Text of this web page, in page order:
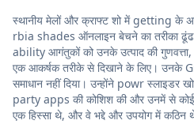
स्थानीय मेलों और क्राफ्ट शो में getting के
rbia shades ऑनलाइन बेचने का तरीका
ability आगंतुकों को उनके उत्पाद की गुणवत्ता,
एक आकर्षक तरीके से दिखाने के लिए। उनके
समाधान नहीं दिया। उन्होंने powr
party apps की कोशिश की और उनमें से कोई
एक हिस्सा थे, और वे भद्दे और उपयोग में कठिन